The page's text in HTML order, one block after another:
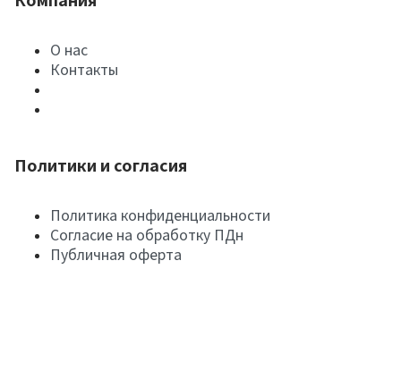
О нас
Контакты
Политики и согласия
Политика конфиденциальности
Согласие на обработку ПДн
Публичная оферта